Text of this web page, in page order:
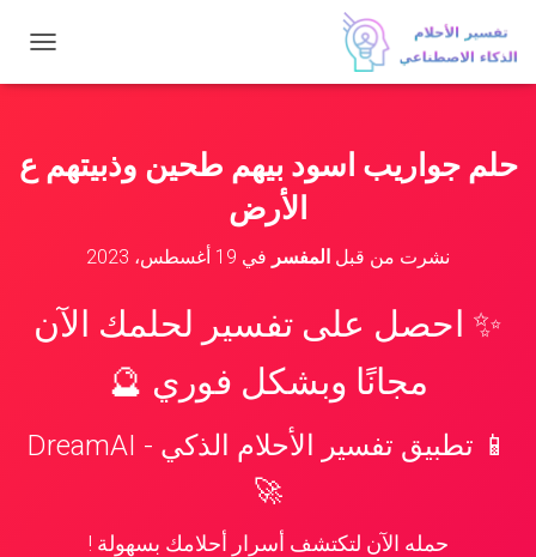
ب
حلم جواريب اسود بيهم طحين وذبيتهم ع
الأرض
نشرت من قبل المفسر في 19 أغسطس، 2023
✨ احصل على تفسير لحلمك الآن
مجانًا وبشكل فوري 🔮
📱 تطبيق تفسير الأحلام الذكي - DreamAI
🚀
حمله الآن لتكتشف أسرار أحلامك بسهولة !